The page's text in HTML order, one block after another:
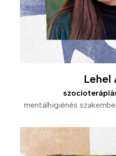
Lehel
mentálhigiénés
Kép